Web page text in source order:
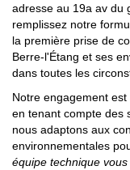
adresse au 19a av du
remplissez notre
la première prise de
Berre-l'Étang et ses
dans toutes les
Notre engagement
en tenant compte des
nous adaptons aux
environnementales
équipe technique